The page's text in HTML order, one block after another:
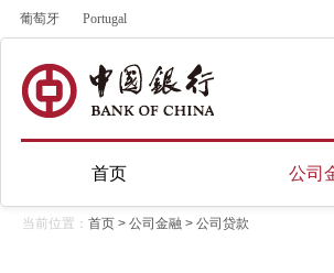
葡萄牙 Portugal
首页 公司
当前位置： 首页 > 公司金融 > 公司贷款